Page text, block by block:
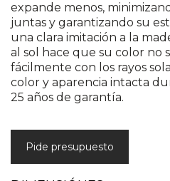
expande menos,
juntas y garantizando su
una clara imitación a la
al sol hace que su color no
fácilmente con los rayos
color y aparencia intacta
25 años de garantía.
Pide presupuesto